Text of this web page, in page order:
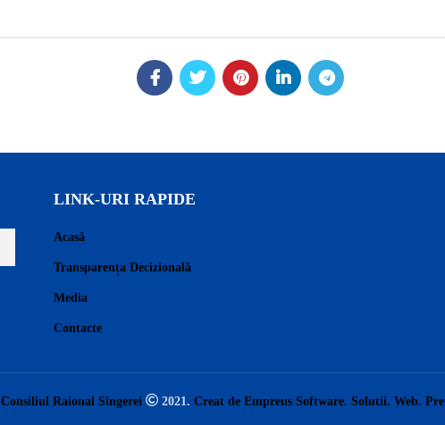
LINK-URI RAPIDE
Acasă
Transparența Decizională
Media
Contacte
Consiliul Raional Sîngerei 2021. Creat de Empreus Software. Solutii. Web.